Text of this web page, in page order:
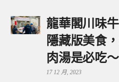
龍華閣川味
隱藏版美食
肉湯是必吃～
17 12 月, 2023